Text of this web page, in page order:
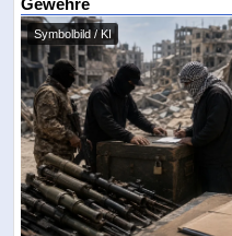
Gewehre
Symbolbild / KI